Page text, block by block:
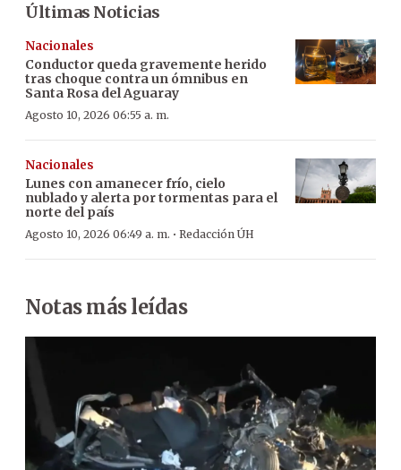
Últimas Noticias
Nacionales
Conductor queda gravemente herido
tras choque contra un ómnibus en
Santa Rosa del Aguaray
Agosto 10, 2026 06:55 a. m.
Nacionales
Lunes con amanecer frío, cielo
nublado y alerta por tormentas para el
norte del país
Agosto 10, 2026 06:49 a. m. · Redacción ÚH
Notas más leídas